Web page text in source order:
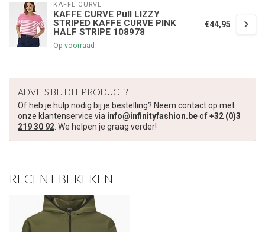
KAFFE CURVE
KAFFE CURVE Pull LIZZY
STRIPED KAFFE CURVE PINK
HALF STRIPE 108978
Op voorraad
€44,95
ADVIES BIJ DIT PRODUCT?
Of heb je hulp nodig bij je bestelling? Neem contact op met
onze klantenservice via info@infinityfashion.beof+32 (0)3
219 30 92. We helpen je graag verder!
RECENT BEKEKEN